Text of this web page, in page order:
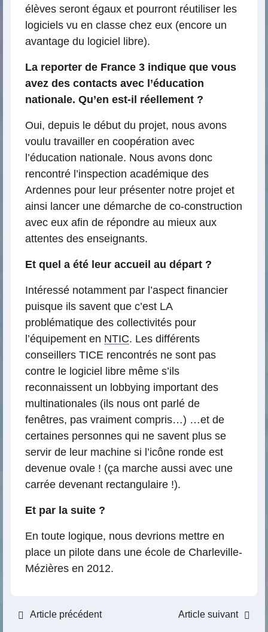
élèves seront égaux et pourront réutiliser les
logiciels vu en classe chez eux (encore un
avantage du logiciel libre).
La reporter de France 3 indique que vous
avez des contacts avec l’éducation
nationale. Qu’en est-il réellement ?
Oui, depuis le début du projet, nous avons
voulu travailler en coopération avec
l’éducation nationale. Nous avons donc
rencontré l’inspection académique des
Ardennes pour leur présenter notre projet et
ainsi lancer une démarche de co-construction
avec eux afin de répondre au mieux aux
attentes des enseignants.
Et quel a été leur accueil au départ ?
Intéressé notamment par l’aspect financier
puisque ils savent que c’est LA
problématique des collectivités pour
l’équipement en NTIC. Les différents
conseillers TICE rencontrés ne sont pas
contre le logiciel libre même s’ils
reconnaissent un lobbying important des
multinationales (ils nous ont parlé de
fenêtres, pas vraiment compris…) …et de
certaines personnes qui ne savent plus se
servir de leur machine si l’icône ronde est
devenue ovale ! (ça marche aussi avec une
carrée devenant rectangulaire !).
Et par la suite ?
En toute logique, nous devrions mettre en
place un pilote dans une école de Charleville-
Mézières en 2012.
Article précédent Article suivant